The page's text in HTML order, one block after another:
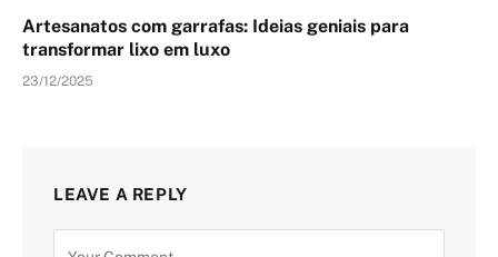
Artesanatos com garrafas: Ideias geniais para
transformar lixo em luxo
23/12/2025
LEAVE A REPLY